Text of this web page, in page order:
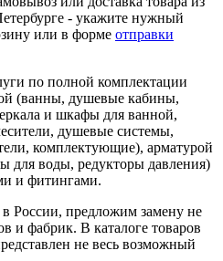
- укажите нужный
или в форме отправки
по полной комплектации
(ванны, душевые кабины,
и шкафы для ванной,
душевые системы,
комплектующие), арматурой
для воды, редукторы давления)
и фитингами.
России, предложим замену не
и фабрик. В каталоге товаров
не весь возможный